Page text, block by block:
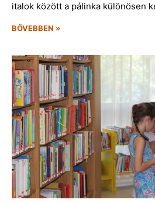
italok között a pálinka különösen
BŐVEBBEN »